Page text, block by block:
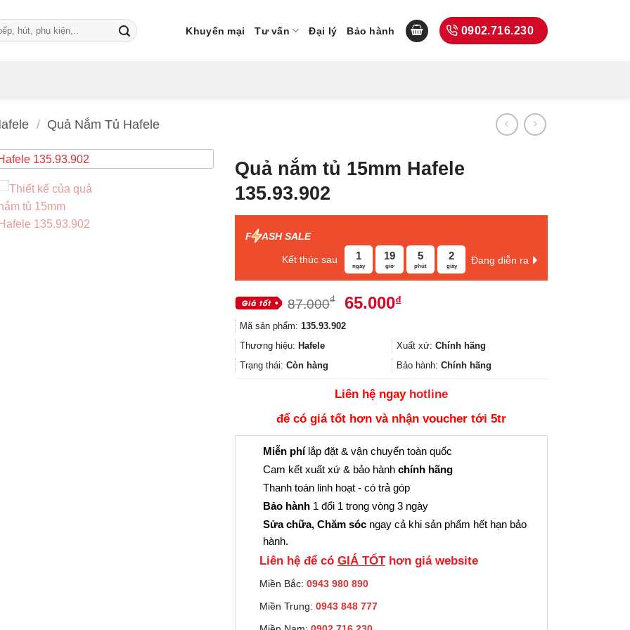
Khuyến mại Tư vấn Đại lý Bảo hành 0902.716.230
/ Quả Nắm Tủ Hafele
Quả nắm tủ 15mm Hafele
135.93.902
F ASH SALE
Kết thúc sau 1
ngày
19
giờ
5
phút
1
giây
Đang diễn ra
87.000₫
Giá
là:
87.000₫.
65.000₫Giá
là:
65.000₫.
Mã sản phẩm: 135.93.902
Thương hiệu: Hafele Xuất xứ: Chính hãng
Trạng thái: Còn hàng Bảo hành: Chính hãng
Liên hệ ngay hotline
để có giá tốt hơn và nhận voucher tới 5tr
Miễn phílắp đặt & vận chuyển toàn quốc
Cam kết xuất xứ & bảo hành chính hãng
Thanh toán linh hoạt - có trả góp
Bảo hành 1 đổi 1 trong vòng 3 ngày
Sửa chữa, Chăm sóc ngay cả khi sản phẩm hết hạn bảo
hành.
Liên hệ để có GIÁ TỐThơn giá website
Miền Bắc: 0943 980 890
Miền Trung: 0943 848 777